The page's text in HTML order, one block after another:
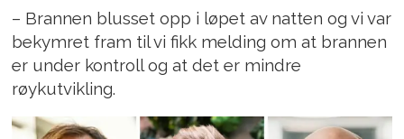
– Brannen blusset opp i løpet av natten og vi var
bekymret fram til vi fikk melding om at brannen
er under kontroll og at det er mindre
røykutvikling.